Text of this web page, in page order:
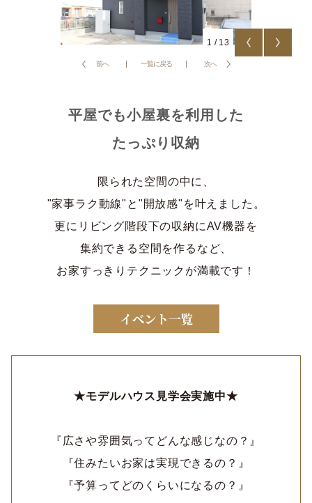
1 / 13
前へ 一覧に戻る 次へ
平屋でも小屋裏を利用した
たっぷり収納
限られた空間の中に、
"家事ラク動線"と"開放感"を叶えました。
更にリビング階段下の収納にAV機器を
集約できる空間を作るなど、
お家すっきりテクニックが満載です！
★モデルハウス見学会実施中★
『広さや雰囲気ってどんな感じなの？』
『住みたいお家は実現できるの？』
『予算ってどのくらいになるの？』